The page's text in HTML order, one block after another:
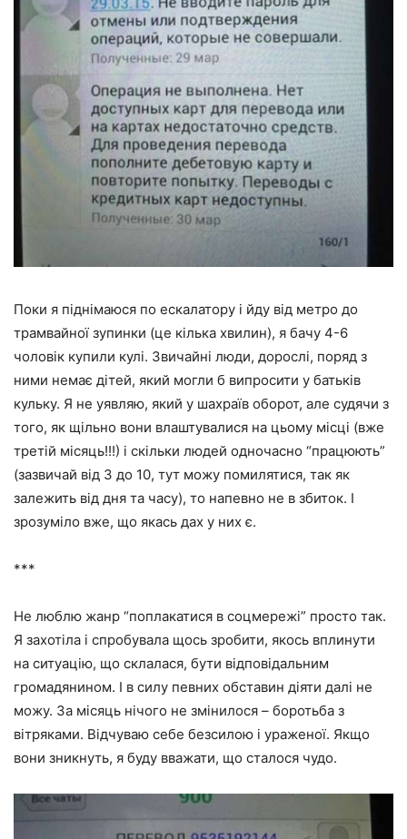
Поки я піднімаюся по ескалатору і йду від метро до
трамвайної зупинки (це кілька хвилин), я бачу 4-6
чоловік купили кулі. Звичайні люди, дорослі, поряд з
ними немає дітей, який могли б випросити у батьків
кульку. Я не уявляю, який у шахраїв оборот, але судячи з
того, як щільно вони влаштувалися на цьому місці (вже
третій місяць!!!) і скільки людей одночасно “працюють”
(зазвичай від 3 до 10, тут можу помилятися, так як
залежить від дня та часу), то напевно не в збиток. І
зрозуміло вже, що якась дах у них є.
***
Не люблю жанр “поплакатися в соцмережі” просто так.
Я захотіла і спробувала щось зробити, якось вплинути
на ситуацію, що склалася, бути відповідальним
громадянином. І в силу певних обставин діяти далі не
можу. За місяць нічого не змінилося – боротьба з
вітряками. Відчуваю себе безсилою і ураженої. Якщо
вони зникнуть, я буду вважати, що сталося чудо.